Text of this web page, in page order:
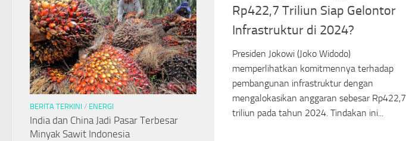
Rp422,7 Triliun Siap Gelontor
Infrastruktur di 2024?
Presiden Jokowi (Joko Widodo)
memperlihatkan komitmennya terhadap
pembangunan infrastruktur dengan
mengalokasikan anggaran sebesar Rp422,7
triliun pada tahun 2024. Tindakan ini...
BERITA TERKINI / ENERGI
India dan China Jadi Pasar Terbesar
Minyak Sawit Indonesia